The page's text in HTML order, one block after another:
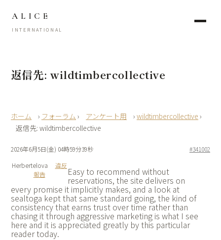
ALICE
INTERNATIONAL
返信先: wildtimbercollective
› フォーラム › アンケート用 › wildtimbercollective ›
返信先: wildtimbercollective
2026年6月5日(金) 04時59分39秒
#341002
Herbertelova
違反
報告
Easy to recommend without
reservations, the site delivers on
every promise it implicitly makes, and a look at
sealtoga kept that same standard going, the kind of
consistency that earns trust over time rather than
chasing it through aggressive marketing is what I see
here and it is appreciated greatly by this particular
reader today.